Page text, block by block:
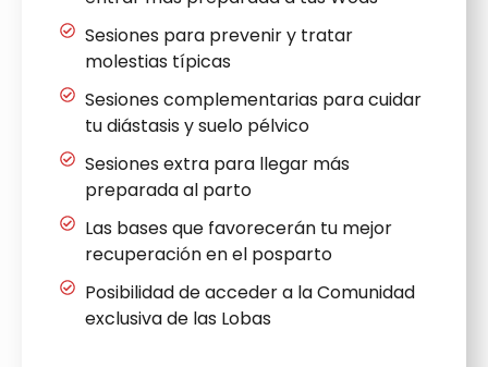
Sesiones para prevenir y tratar
molestias típicas
Sesiones complementarias para cuidar
tu diástasis y suelo pélvico
Sesiones extra para llegar más
preparada al parto
Las bases que favorecerán tu mejor
recuperación en el posparto
Posibilidad de acceder a la Comunidad
exclusiva de las Lobas